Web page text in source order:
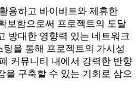
용하고 바이비트와 제휴한
보함으로써 프로젝트의 도달
방대한 영향력 있는 네트워크
을 통해 프로젝트의 가시성
커뮤니티 내에서 강력한 반향
을 구축할 수 있는 기회로 삼으